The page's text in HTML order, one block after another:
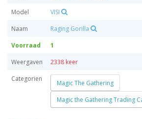
Model
VISI
Naam
Raging Gorilla
Voorraad
1
Weergaven
2338 keer
Categorien
Magic The Gathering
Magic the Gathering Trading